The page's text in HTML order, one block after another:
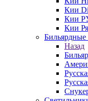
Кии
Кии
Кии
Назад